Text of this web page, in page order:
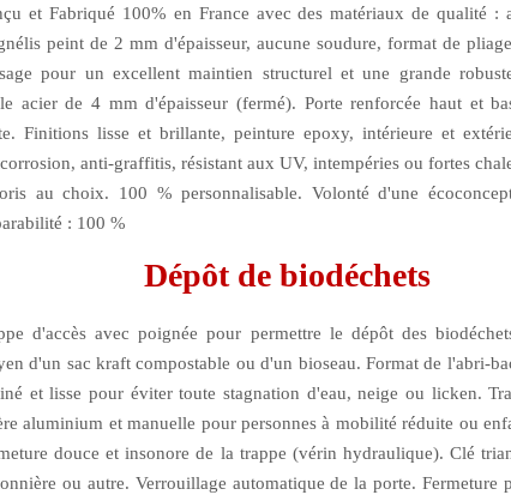
et Fabriqué 100% en France avec des matériaux de qualité :
peint de 2 mm d'épaisseur, aucune soudure, format de
pour un excellent maintien structurel et une grande
acier de 4 mmd'épaisseur (fermé). Porte renforcée haut et
Finitions lisse et brillante, peinture epoxy, intérieure et
anti-graffitis, résistant aux UV, intempéries ou fortes
au choix. 100 % personnalisable. Volonté d'une
: 100 %
Dépôt de biodéchets
d'accès avecpoignéepour permettre le dépôt des
d'un sac kraft compostable ou d'un bioseau. Format de l'abri-
et lisse pour éviter toute stagnation d'eau, neige ou licken.
aluminium et manuelle pour personnes à mobilité réduite ou
douce et insonorede la trappe (vérin hydraulique). Clé
ou autre. Verrouillage automatique de la porte. Fermeture